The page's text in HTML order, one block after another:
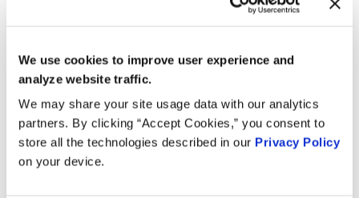
We use cookies to improve user experience and
analyze website traffic.
We may share your site usage data with our analytics
partners. By clicking “Accept Cookies,” you consent to
store all the technologies described in our Privacy Policy
on your device.